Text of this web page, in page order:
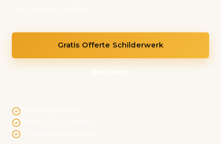
Gratis Offerte Schilderwerk